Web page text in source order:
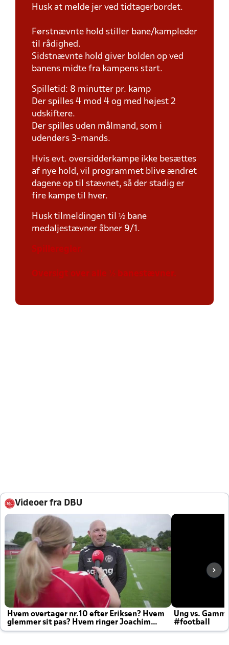
Husk at melde jer ved tidtagerbordet.
Førstnævnte hold stiller bane/kampleder
til rådighed.
Sidstnævnte hold giver bolden op ved
banens midte fra kampens start.
Spilletid: 8 minutter pr. kamp
Der spilles 4 mod 4 og med højest 2
udskiftere.
Der spilles uden målmand, som i
udendørs 3-mands.
Hvis evt. oversidderkampe ikke besættes
af nye hold, vil programmet blive ændret
dagene op til stævnet, så der stadig er
fire kampe til hver.
Husk tilmeldingen til ½ bane
medaljestævner åbner 9/1.
Spilleregler.
Oversigt over alle ½ banestævner.
Videoer fra DBU
Hvem overtager nr.10 efter Eriksen? Hvem
glemmer sit pas? Hvem ringer Joachim
altid til efter kampe?
Ung vs.
#football